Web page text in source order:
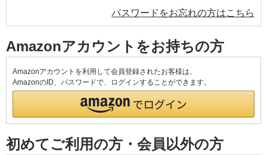
パスワードをお忘れの方はこちら
Amazonアカウントをお持ちの方
Amazonアカウントを利用して会員登録されたお客様は、
AmazonのID、パスワードで、ログインすることができます。
初めてご利用の方・会員以外の方